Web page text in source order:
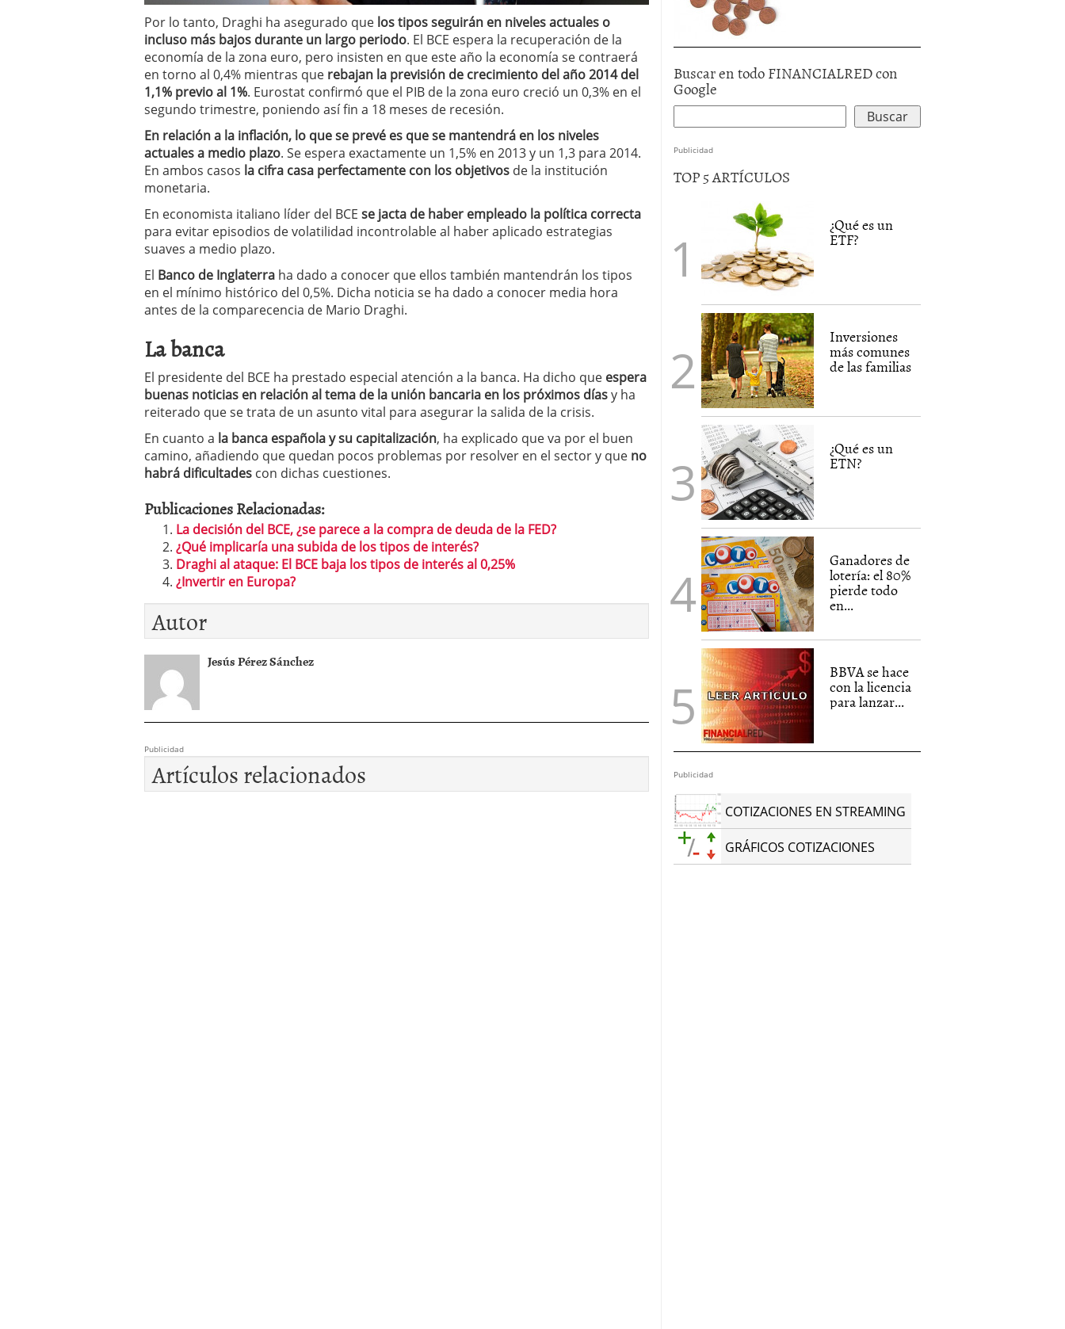
Por lo tanto, Draghi ha asegurado que los tipos seguirán en niveles actuales o
incluso más bajos durante un largo periodo. El BCE espera la recuperación de la
economía de la zona euro, pero insisten en que este año la economía se contraerá
en torno al 0,4% mientras que rebajan la previsión de crecimiento del año 2014 del
1,1% previo al 1%. Eurostat confirmó que el PIB de la zona euro creció un 0,3% en el
segundo trimestre, poniendo así fin a 18 meses de recesión.
En relación a la inflación, lo que se prevé es que se mantendrá en los niveles
actuales a medio plazo. Se espera exactamente un 1,5% en 2013 y un 1,3 para 2014.
En ambos casos la cifra casa perfectamente con los objetivos de la institución
monetaria.
En economista italiano líder del BCE se jacta de haber empleado la política correcta
para evitar episodios de volatilidad incontrolable al haber aplicado estrategias
suaves a medio plazo.
El Banco de Inglaterra ha dado a conocer que ellos también mantendrán los tipos
en el mínimo histórico del 0,5%. Dicha noticia se ha dado a conocer media hora
antes de la comparecencia de Mario Draghi.
La banca
El presidente del BCE ha prestado especial atención a la banca. Ha dicho que espera
buenas noticias en relación al tema de la unión bancaria en los próximos díasy ha
reiterado que se trata de un asunto vital para asegurar la salida de la crisis.
En cuanto a la banca española y su capitalización, ha explicado que va por el buen
camino, añadiendo que quedan pocos problemas por resolver en el sector y que no
habrá dificultades con dichas cuestiones.
Publicaciones Relacionadas:
La decisión del BCE, ¿se parece a la compra de deuda de la FED?
¿Qué implicaría una subida de los tipos de interés?
Draghi al ataque: El BCE baja los tipos de interés al 0,25%
¿Invertir en Europa?
Autor
Jesús Pérez Sánchez
Publicidad
Artículos relacionados
Buscar en todo FINANCIALRED con
Google
Publicidad
TOP 5 ARTÍCULOS
¿Qué es un
ETF?
Inversiones
más comunes
de las familias
¿Qué es un
ETN?
Ganadores de
lotería: el 80%
pierde todo
en...
BBVA se hace
con la licencia
para lanzar...
Publicidad
COTIZACIONES EN STREAMING
GRÁFICOS COTIZACIONES